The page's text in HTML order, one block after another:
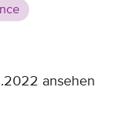
ansehen